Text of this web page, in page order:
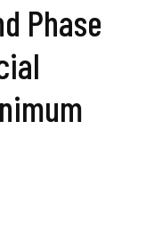
Phase